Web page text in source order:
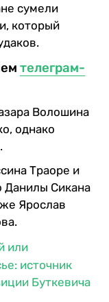
сумели
который
телеграм-
Волошина
однако
Траоре и
Данилы Сикана
Ярослав
или
источник
Буткевича